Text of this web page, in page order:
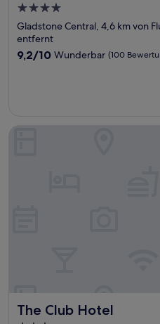
4.0-
Sterne-
Unterkunft
Gladstone Central, 4,6 km von
entfernt
9.2
9,2/10 Wunderbar (100
The Club Hotel
The Club Hotel